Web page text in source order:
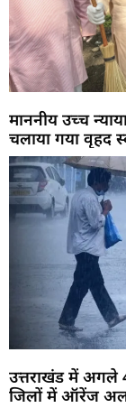
माननीय उच्च
चलाया गया वृहद
उत्तराखंड में अगले
जिलों में ऑरेंज